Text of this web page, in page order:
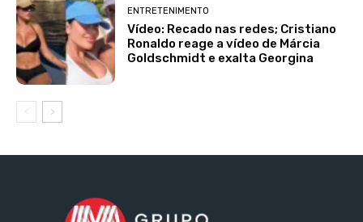
ENTRETENIMENTO
Vídeo: Recado nas redes; Cristiano
Ronaldo reage a vídeo de Márcia
Goldschmidt e exalta Georgina